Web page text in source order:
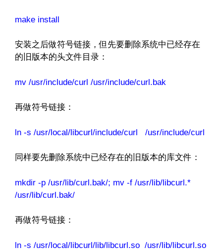
make install
安装之后做符号链接，但先要删除系统中已经存在
的旧版本的头文件目录：
mv /usr/include/curl /usr/include/curl.bak
再做符号链接：
ln -s /usr/local/libcurl/include/curl /usr/include/curl
同样要先删除系统中已经存在的旧版本的库文件：
mkdir -p /usr/lib/curl.bak/; mv -f /usr/lib/libcurl.*
/usr/lib/curl.bak/
再做符号链接：
ln -s /usr/local/libcurl/lib/libcurl.so /usr/lib/libcurl.so